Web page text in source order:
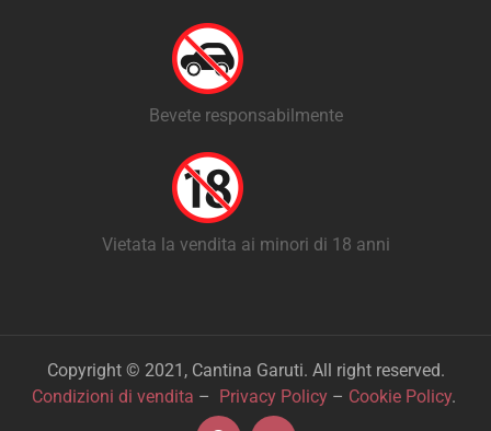
Bevete responsabilmente
Vietata la vendita ai minori di 18 anni
Copyright © 2021, Cantina Garuti. All right reserved.
Condizioni di vendita – Privacy Policy– Cookie Policy.